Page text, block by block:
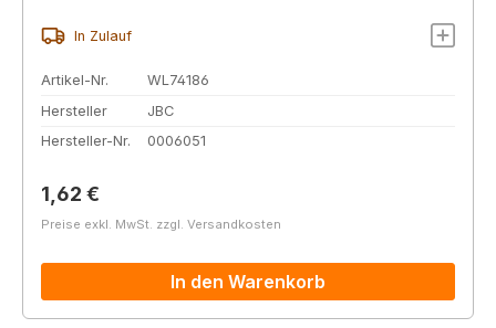
In Zulauf
Artikel-Nr.
WL74186
Hersteller
JBC
Hersteller-Nr.
0006051
Regulärer Preis:
1,62 €
Preise exkl. MwSt. zzgl. Versandkosten
In den Warenkorb